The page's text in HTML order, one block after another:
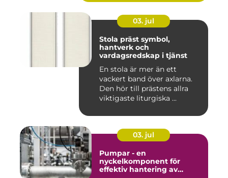
03. jul
Stola präst symbol,
hantverk och
vardagsredskap i tjänst
En stola är mer än ett
vackert band över axlarna.
Den hör till prästens allra
viktigaste liturgiska ...
03. jul
Pumpar - en
nyckelkomponent för
effektiv hantering av